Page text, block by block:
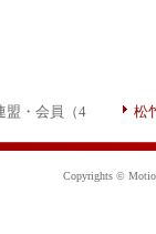
・会員（4
松
Copyrights ©